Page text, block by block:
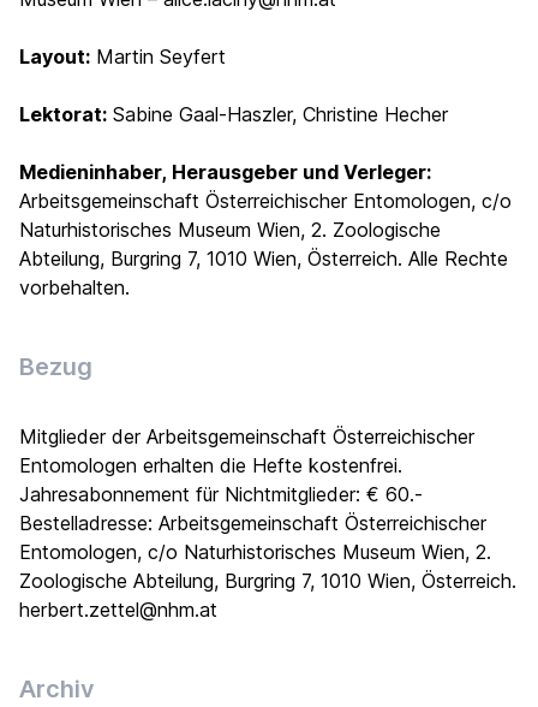
Layout: Martin Seyfert
Lektorat: Sabine Gaal-Haszler, Christine Hecher
Medieninhaber, Herausgeber und Verleger:
Arbeitsgemeinschaft Österreichischer Entomologen, c/o
Naturhistorisches Museum Wien, 2. Zoologische
Abteilung, Burgring 7, 1010 Wien, Österreich. Alle Rechte
vorbehalten.
Bezug
Mitglieder der Arbeitsgemeinschaft Österreichischer
Entomologen erhalten die Hefte kostenfrei.
Jahresabonnement für Nichtmitglieder: € 60.-
Bestelladresse: Arbeitsgemeinschaft Österreichischer
Entomologen, c/o Naturhistorisches Museum Wien, 2.
Zoologische Abteilung, Burgring 7, 1010 Wien, Österreich.
herbert.zettel@nhm.at
Archiv